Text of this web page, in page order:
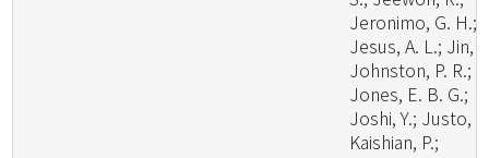
Jeronimo, G. H.;
Jesus, A. L.; Jin,
Johnston, P. R.;
Jones, E. B. G.;
Joshi, Y.; Justo,
Kaishian, P.;